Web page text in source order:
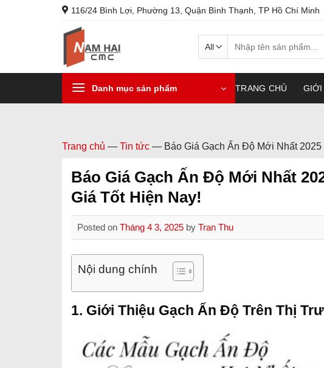
116/24 Bình Lợi, Phường 13, Quận Bình Thạnh, TP Hồ Chí Minh
Search
for:
Danh mục sản phẩm TRANG CHỦ GIỚI
Trang chủ — Tin tức — Báo Giá Gạch Ấn Độ Mới Nhất
Báo Giá Gạch Ấn Độ Mới Nhất
Giá Tốt Hiện Nay!
Posted on Tháng 4 3, 2025 by Tran Thu
Nội dung chính
1. Giới Thiệu Gạch Ấn Độ Trên Thị